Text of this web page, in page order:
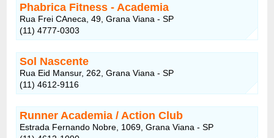
Phabrica Fitness - Academia
Rua Frei CAneca, 49, Grana Viana - SP
(11) 4777-0303
Sol Nascente
Rua Eid Mansur, 262, Grana Viana - SP
(11) 4612-9116
Runner Academia / Action Club
Estrada Fernando Nobre, 1069, Grana Viana - SP